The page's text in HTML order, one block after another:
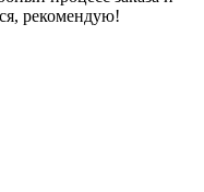
рекомендую!